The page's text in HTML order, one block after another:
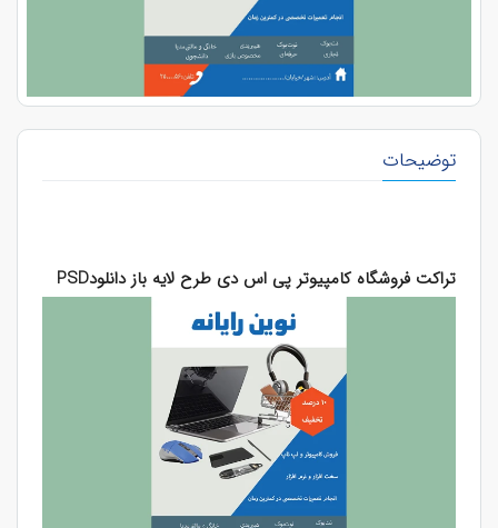
توضیحات
تراکت فروشگاه کامپیوتر پی اس دی طرح لایه باز دانلودPSD